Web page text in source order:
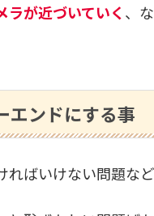
ラが近づいていく 、
エンドにする事
ればいけない問題な